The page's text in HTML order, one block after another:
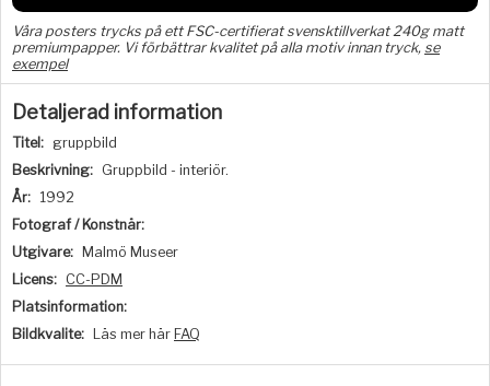
Våra posters trycks på ett FSC-certifierat svensktillverkat 240g matt
premiumpapper. Vi förbättrar kvalitet på alla motiv innan tryck, se
exempel
Detaljerad information
Titel: gruppbild
Beskrivning: Gruppbild - interiör.
År: 1992
Fotograf / Konstnär:
Utgivare:
Malmö Museer
Licens: CC-PDM
Platsinformation:
Bildkvalite:
Läs mer här FAQ